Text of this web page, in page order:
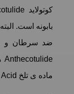
بابونه است.
ضد سرطان و …
ماده ی تلخ Anthemique Acid معادل قرار دهید.